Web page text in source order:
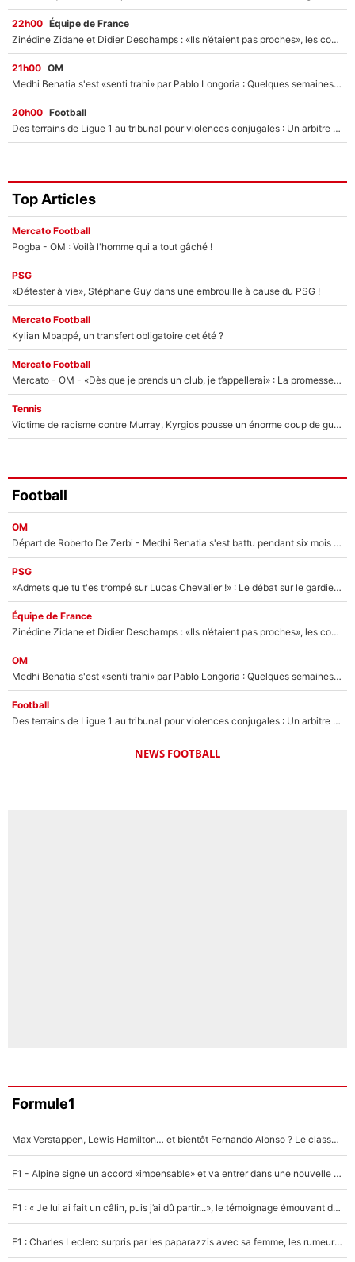
22h00 Équipe de France
Zinédine Zidane et Didier Deschamps : «Ils n’étaient pas proches», les confidences d’un membre de l’équipe de France 1998 sur leur relation spéciale
21h00 OM
Medhi Benatia s'est «senti trahi» par Pablo Longoria : Quelques semaines après son départ, l'ancien directeur de football de l'OM règle ses comptes
20h00 Football
Des terrains de Ligue 1 au tribunal pour violences conjugales : Un arbitre français encourt une peine de 18 mois de prison !
Top Articles
Mercato Football
Pogba - OM : Voilà l'homme qui a tout gâché !
PSG
«Détester à vie», Stéphane Guy dans une embrouille à cause du PSG !
Mercato Football
Kylian Mbappé, un transfert obligatoire cet été ?
Mercato Football
Mercato - OM - «Dès que je prends un club, je t’appellerai» : La promesse de Marcelino au moment de claquer la porte
Tennis
Victime de racisme contre Murray, Kyrgios pousse un énorme coup de gueule !
Football
OM
Départ de Roberto De Zerbi - Medhi Benatia s'est battu pendant six mois pour le retenir à l'OM, le PSG a été le naufrage de trop : «Je pars avec toi»
PSG
«Admets que tu t'es trompé sur Lucas Chevalier !» : Le débat sur le gardien du PSG vire au clash à l'After Foot
Équipe de France
Zinédine Zidane et Didier Deschamps : «Ils n’étaient pas proches», les confidences d’un membre de l’équipe de France 1998 sur leur relation spéciale
OM
Medhi Benatia s'est «senti trahi» par Pablo Longoria : Quelques semaines après son départ, l'ancien directeur de football de l'OM règle ses comptes
Football
Des terrains de Ligue 1 au tribunal pour violences conjugales : Un arbitre français encourt une peine de 18 mois de prison !
NEWS FOOTBALL
Formule1
Max Verstappen, Lewis Hamilton… et bientôt Fernando Alonso ? Le classement des pilotes les mieux payés en Formule 1 risque de changer !
F1 - Alpine signe un accord «impensable» et va entrer dans une nouvelle dimension : Grande nouvelle pour Pierre Gasly !
F1 : « Je lui ai fait un câlin, puis j’ai dû partir...», le témoignage émouvant de Max Verstappen sur sa fille
F1 : Charles Leclerc surpris par les paparazzis avec sa femme, les rumeurs étaient vraies !